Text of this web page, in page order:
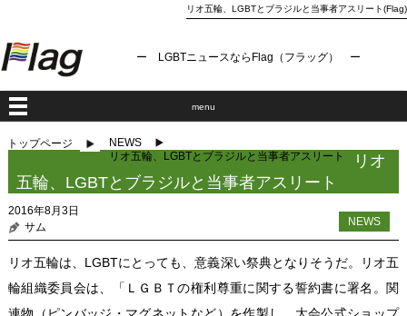
リオ五輪、LGBTとブラジルと当事者アスリート(Flag)
ー LGBTニュースならFlag（フラッグ） ー
menu
トップページ
NEWS
リオ五輪、LGBTとブラジルと当事者アスリート
リオ
五輪、LGBTとブラジルと当事者アスリート
NEWS
2016年8月3日
サム
リオ五輪は、LGBTにとっても、意義深い祭典となりそうだ。リオ五
輪組織委員会は、「ＬＧＢＴの権利尊重に関する誓約書に署名。関